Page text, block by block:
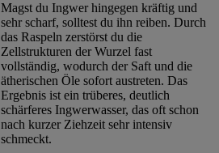
Magst du Ingwer hingegen kräftig und
sehr scharf, solltest du ihn reiben. Durch
das Raspeln zerstörst du die
Zellstrukturen der Wurzel fast
vollständig, wodurch der Saft und die
ätherischen Öle sofort austreten. Das
Ergebnis ist ein trüberes, deutlich
schärferes Ingwerwasser, das oft schon
nach kurzer Ziehzeit sehr intensiv
schmeckt.